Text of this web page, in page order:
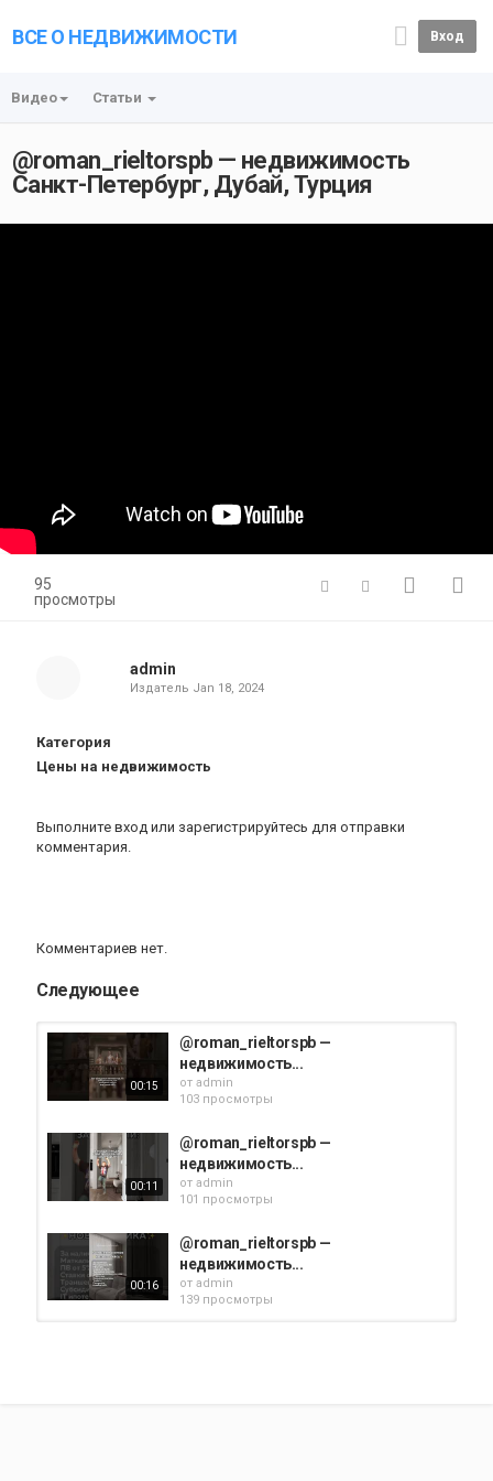
ВСЕ О НЕДВИЖИМОСТИ Вход
Видео Статьи
@roman_rieltorspb — недвижимость
Санкт-Петербург, Дубай, Турция
95
просмотры
admin
Издатель Jan 18, 2024
Категория
Цены на недвижимость
Выполните вход или зарегистрируйтесь для отправки
комментария.
Комментариев нет.
Следующее
00:15
@roman_rieltorspb —
недвижимость...
от admin
103 просмотры
00:11
@roman_rieltorspb —
недвижимость...
от admin
101 просмотры
00:16
@roman_rieltorspb —
недвижимость...
от admin
139 просмотры